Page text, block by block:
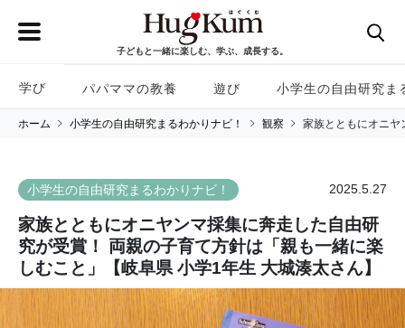
子どもと一緒に楽しむ、学ぶ、成長する。
学び パパママの教養 遊び 小学生の自由研究ま
ホーム 小学生の自由研究まるわかりナビ！ 観察 家族とともにオニヤ
小学生の自由研究まるわかりナビ！ 2025.5.27
家族とともにオニヤンマ採集に奔走した自由研
究が受賞！ 両親の子育て方針は「親も一緒に楽
しむこと」【岐阜県 小学1年生 大城湊太さん】